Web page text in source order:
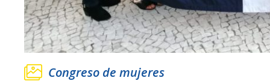
Congreso de mujeres